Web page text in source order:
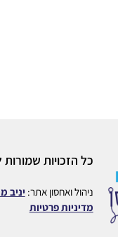
כל הזכויות
ניהול ואחסון אתר: יניב
מדיניות פרטיות